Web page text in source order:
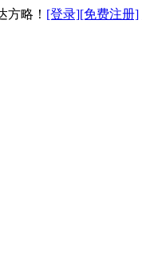
方略！ [登录][免费注册]